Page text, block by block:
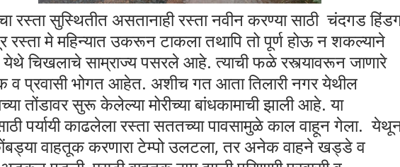
रस्ता सुस्थितीत असतानाही रस्ता नवीन करण्या साठी चंदगड
रस्ता मे महिन्यात उकरून टाकला तथापि तो पूर्ण होऊ न शकल्याने
येथे चिखलाचे साम्राज्य पसरले आहे. त्याची फळे रस्त्यावरून जाणारे
व प्रवासी भोगत आहेत. अशीच गत आता तिलारी नगर येथील
तोंडावर सुरू केलेल्या मोरीच्या बांधकामाची झाली आहे. या
पर्यायी काढलेला रस्ता सततच्या पावसामुळे काल वाहून गेला.
वाहतूक करणारा टेम्पो उलटला, तर अनेक वाहने खड्डे व